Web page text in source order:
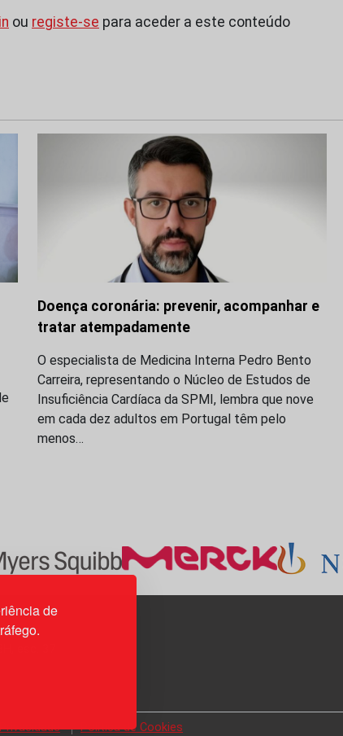
de
ou registe-se para aceder a este conteúdo
Doença coronária: prevenir, acompanhar e
tratar atempadamente
O especialista de Medicina Interna Pedro Bento
Carreira, representando o Núcleo de Estudos de
Insuficiência Cardíaca da SPMI, lembra que nove
em cada dez adultos em Portugal têm pelo
menos…
Política de Cookies